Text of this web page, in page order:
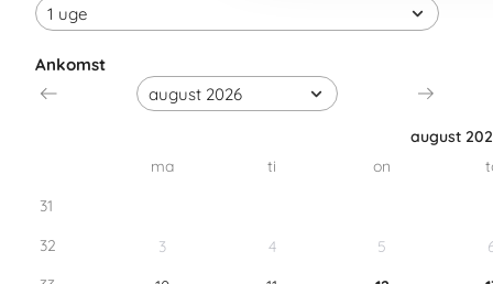
Ankomst
august
ma
ti on
31
32
3 4 5